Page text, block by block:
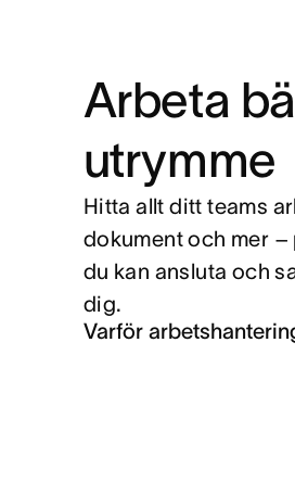
Arbeta
utrymme
Hitta allt ditt teams
dokument och mer –
du kan ansluta och
dig.
Varför